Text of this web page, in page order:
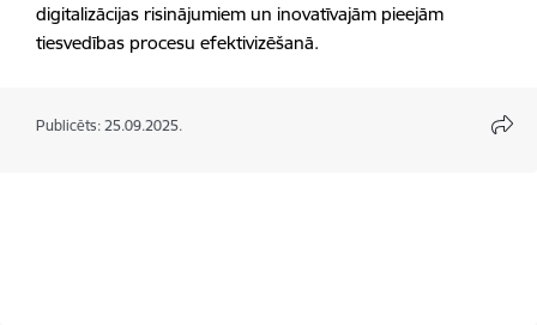
digitalizācijas risinājumiem un inovatīvajām pieejām
tiesvedības procesu efektivizēšanā.
Publicēts: 25.09.2025.